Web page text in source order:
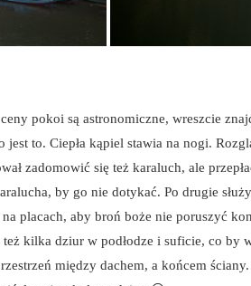
pokoi są astronomiczne, wreszcie
to. Ciepła kąpiel stawia na nogi.
zadomowić się też karaluch, ale
by go nie dotykać. Po drugie
placach, aby broń boże nie poruszyć
kilka dziur w podłodze i suficie, co by
między dachem, a końcem